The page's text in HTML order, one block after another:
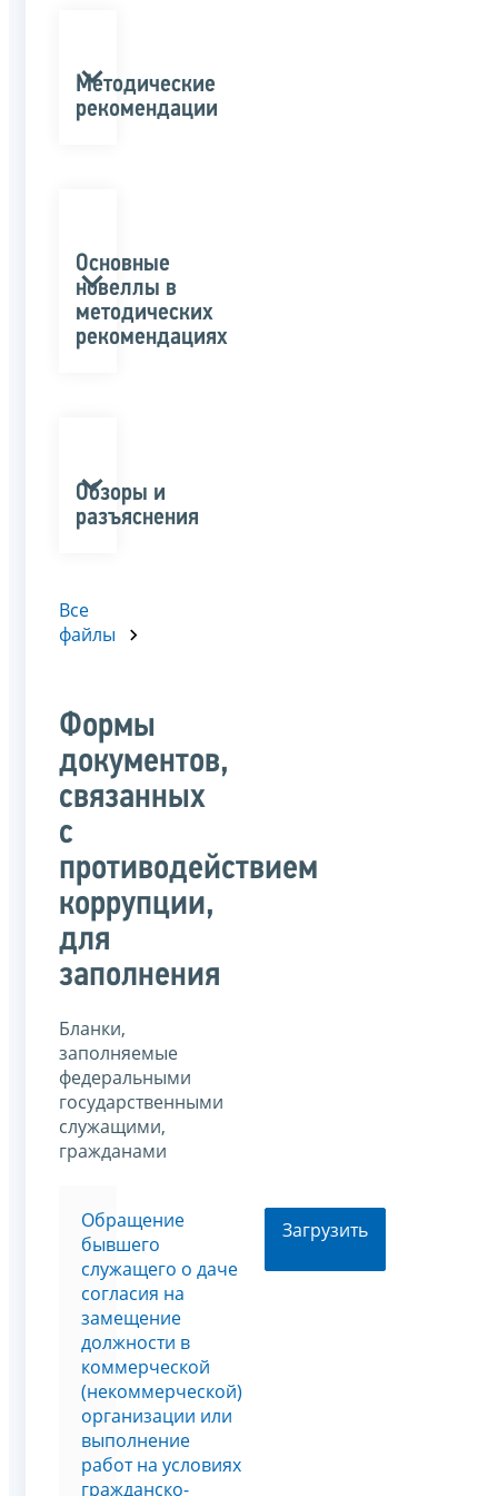
Методические
рекомендации
Основные
новеллы в
методических
рекомендациях
Обзоры и
разъяснения
Все
файлы
Формы
документов,
связанных
с
противодействием
коррупции,
для
заполнения
Бланки,
заполняемые
федеральными
государственными
служащими,
гражданами
Обращение
бывшего
служащего о даче
согласия на
замещение
должности в
коммерческой
(некоммерческой)
организации или
выполнение
работ на условиях
гражданско-
Загрузить